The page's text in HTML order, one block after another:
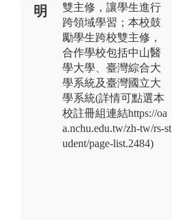
明
雙主修，讓學生進行
跨領域學習；本校鼓
勵學生跨校雙主修，
合作學校包括中山醫
學大學、臺灣綜合大
學系統及臺灣國立大
學系統(詳情可點選本
校註冊組連結https://oa
a.nchu.edu.tw/zh-tw/rs-st
udent/page-list.2484)